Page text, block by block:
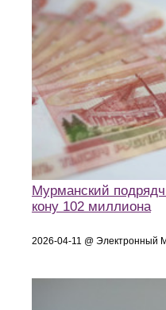
Мурманский
кону 102 миллиона
2026-04-11 @ Электронный